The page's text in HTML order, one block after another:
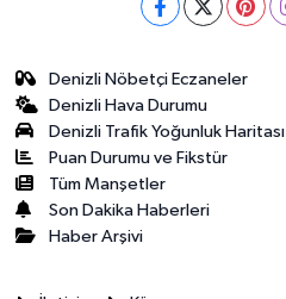
Denizli Nöbetçi Eczaneler
Denizli Hava Durumu
Denizli Trafik Yoğunluk Haritası
Puan Durumu ve Fikstür
Tüm Manşetler
Son Dakika Haberleri
Haber Arşivi